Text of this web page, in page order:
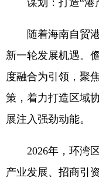
随着海南自贸港
新一轮发展机遇。
度融合为引领，聚
策，着力打造区域
展注入强劲动能。
2026年，环湾区
产业发展、招商引